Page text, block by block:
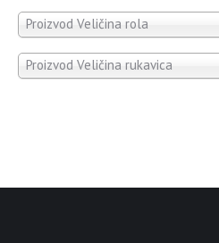
Proizvod Veličina rola
Proizvod Veličina rukavica